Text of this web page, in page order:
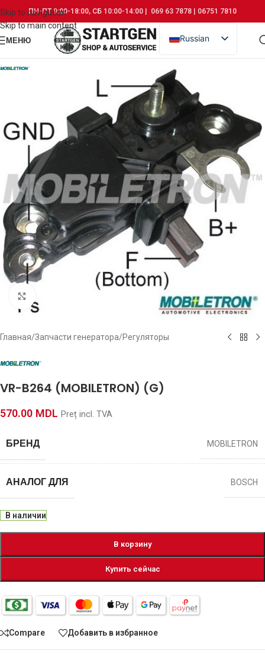
Skip to navigation
Skip to main content
ПН-ПТ 9:00-18:00, СБ 10:00-14:00 | 069 63 7878 | 06751 7810
МЕНЮ
Russian
Romanian
Главная/Запчасти генератора/Регуляторы
VR-B264 (MOBILETRON) (G)
570.00 MDL Preț incl. TVA
БРЕНД MOBILETRON
АНАЛОГ ДЛЯ BOSCH
В наличии
В корзину
Купить сейчас
Compare Добавить в избранное